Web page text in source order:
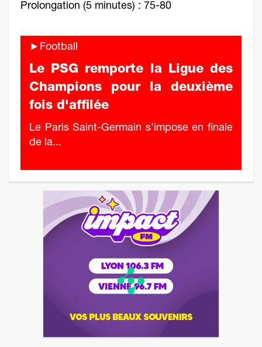
Prolongation (5 minutes) : 75-80
►Football
Le PSG remporte la Ligue des
Champions pour la deuxième
fois d'affilée
Le Paris Saint-Germain s'impose en finale
de la...